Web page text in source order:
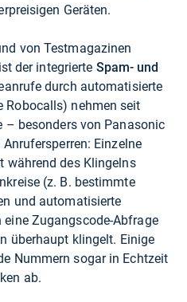
Geräten.
von Testmagazinen
der integrierte Spam- und
durch automatisierte
Robocalls) nehmen seit
– besonders von Panasonic
Einzelne
während des Klingelns
(z. B. bestimmte
und automatisierte
Zugangscode-Abfrage
überhaupt klingelt. Einige
Nummern sogar in Echtzeit
ab.